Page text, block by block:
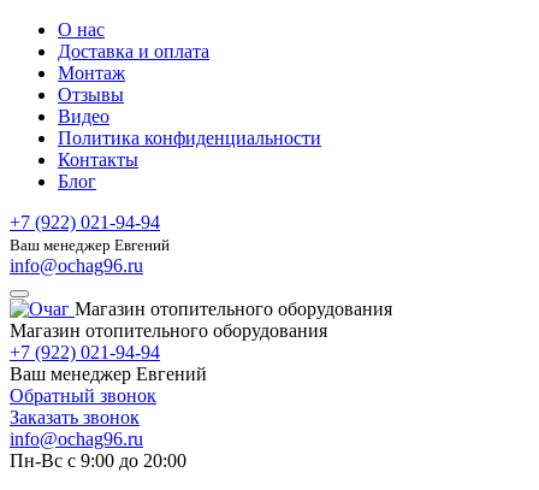
О нас
Доставка и оплата
Монтаж
Отзывы
Видео
Политика конфиденциальности
Контакты
Блог
+7 (922) 021-94-94
Ваш менеджер Евгений
info@ochag96.ru
Магазин отопительного оборудования
Магазин отопительного оборудования
+7 (922) 021-94-94
Ваш менеджер Евгений
Обратный звонок
Заказать звонок
info@ochag96.ru
Пн-Вс с 9:00 до 20:00